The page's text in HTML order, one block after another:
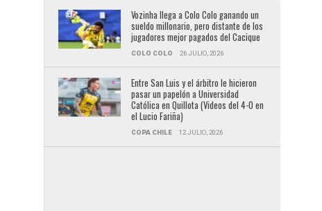
Vozinha llega a Colo Colo ganando un
sueldo millonario, pero distante de los
jugadores mejor pagados del Cacique
COLO COLO 26 JULIO, 2026
Entre San Luis y el árbitro le hicieron
pasar un papelón a Universidad
Católica en Quillota (Videos del 4-0 en
el Lucio Fariña)
COPA CHILE 12 JULIO, 2026